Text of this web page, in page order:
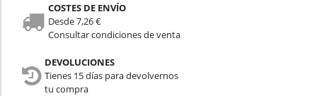
COSTES DE ENVÍO
Desde 7,26 €
Consultar condiciones de venta
DEVOLUCIONES
Tienes 15 días para devolvernos
tu compra